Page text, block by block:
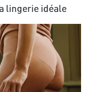
lingerie idéale